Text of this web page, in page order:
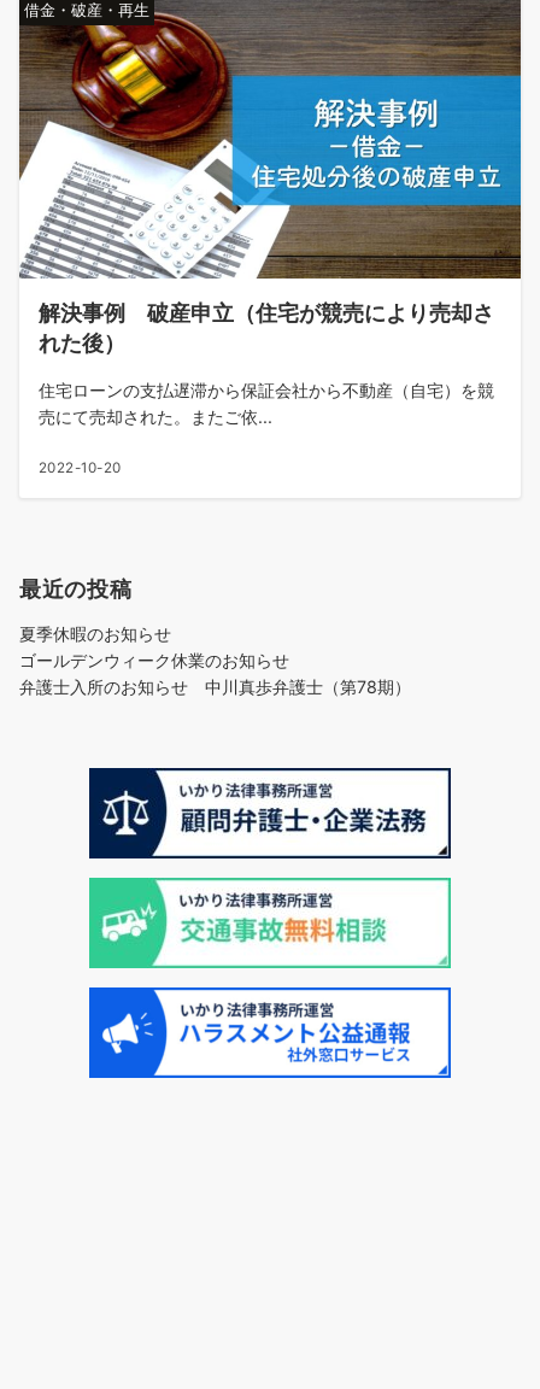
借金・破産・再生
解決事例 破産申立（住宅が競売により売却さ
れた後）
住宅ローンの支払遅滞から保証会社から不動産（自宅）を競
売にて売却された。またご依...
2022-10-20
最近の投稿
夏季休暇のお知らせ
ゴールデンウィーク休業のお知らせ
弁護士入所のお知らせ 中川真歩弁護士（第78期）